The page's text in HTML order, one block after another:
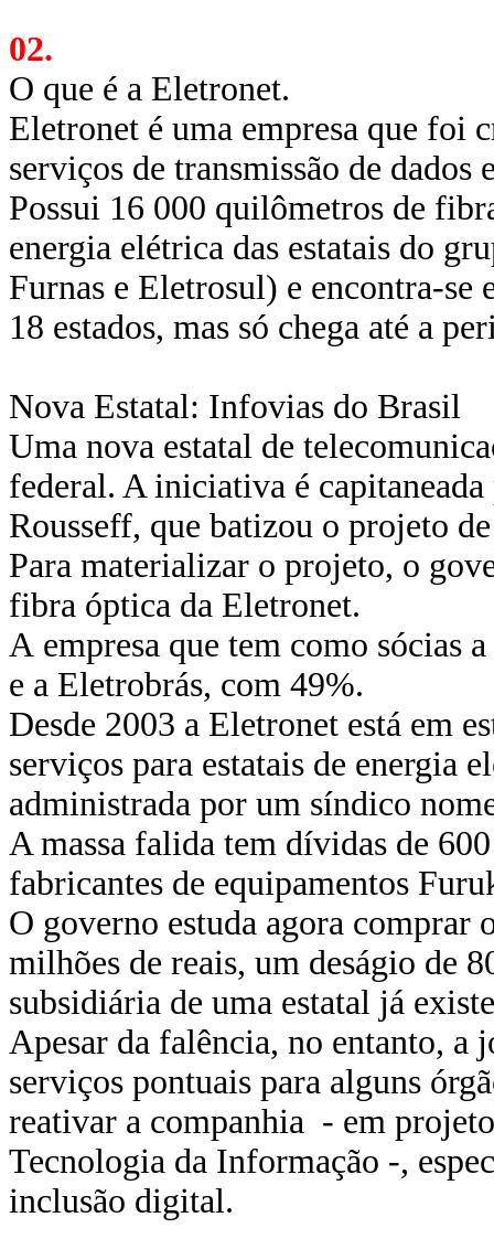
02.
O que é a Eletronet.
Eletronet é uma empresa que foi
serviços de transmissão de dados
Possui 16 000 quilômetros de
energia elétrica das estatais do
Furnas e Eletrosul) e encontra-se
18 estados, mas só chega até a
Nova Estatal: Infovias do Brasil
Uma nova estatal de
federal. A iniciativa é
Rousseff, que batizou o projeto
Para materializar o projeto, o
fibra óptica da Eletronet.
A empresa que tem como sócias
e a Eletrobrás, com 49%.
Desde 2003 a Eletronet está em
serviços para estatais de energia
administrada por um síndico
A massa falida tem dívidas de
fabricantes de equipamentos
O governo estuda agora comprar
milhões de reais, um deságio de
subsidiária de uma estatal já
Apesar da falência, no entanto, a
serviços pontuais para alguns
reativar a companhia - em
Tecnologia da Informação -,
inclusão digital.